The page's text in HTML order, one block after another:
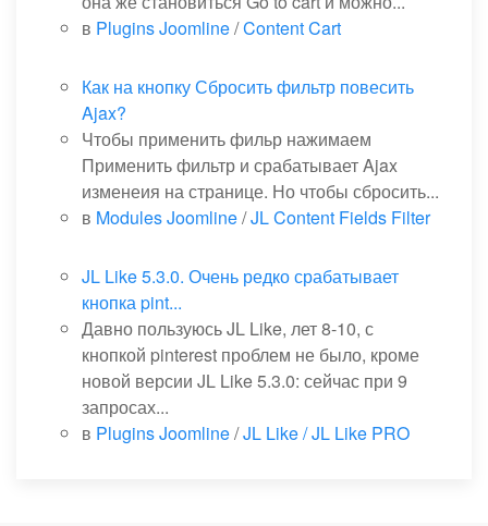
в Plugins Joomline/Content Cart
Как на кнопку Сбросить фильтр повесить
Ajax?
Чтобы применить фильр нажимаем
Применить фильтр и срабатывает Ajax
изменеия на странице. Но чтобы сбросить...
в Modules Joomline/JL Content Fields Filter
JL Like 5.3.0. Очень редко срабатывает
кнопка pint...
Давно пользуюсь JL Like, лет 8-10, с
кнопкой pinterest проблем не было, кроме
новой версии JL Like 5.3.0: сейчас при 9
запросах...
в Plugins Joomline/JL Like / JL Like PRO